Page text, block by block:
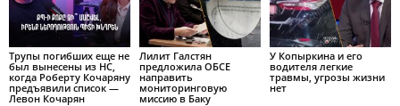
Трупы погибших еще не
был вынесены из НС,
когда Роберту Кочаряну
предъявили список —
Левон Кочарян
Лилит Галстян
предложила ОБСЕ
направить
мониторинговую
миссию в Баку
У Копыркина и его
водителя легкие
травмы, угрозы жизни
нет